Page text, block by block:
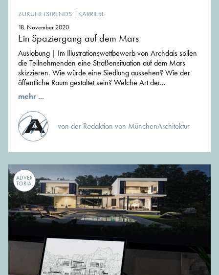
ZUKUNFTSTRENDS | KARRIERE
18. November 2020
Ein Spaziergang auf dem Mars
Auslobung | Im Illustrationswettbewerb von Archdais sollen
die Teilnehmenden eine Straßensituation auf dem Mars
skizzieren. Wie würde eine Siedlung aussehen? Wie der
öffentliche Raum gestaltet sein? Welche Art der...
mehr ...
von der Redaktion von MünchenArchitektur
ADVER
TORIAL